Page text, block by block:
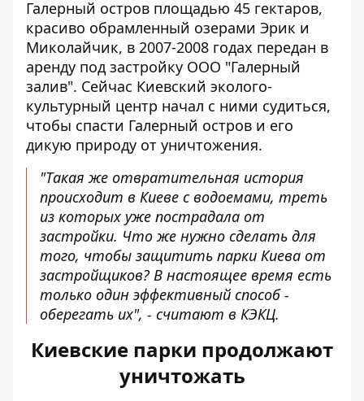
Галерный остров площадью 45 гектаров,
красиво обрамленный озерами Эрик и
Миколайчик, в 2007-2008 годах передан в
аренду под застройку ООО "Галерный
залив". Сейчас Киевский эколого-
культурный центр начал с ними судиться,
чтобы спасти Галерный остров и его
дикую природу от уничтожения.
"Такая же отвратительная история
происходит в Киеве с водоемами, треть
из которых уже пострадала от
застройки. Что же нужно сделать для
того, чтобы защитить парки Киева от
застройщиков? В настоящее время есть
только один эффективный способ -
оберегать их", - считают в КЭКЦ.
Киевские парки продолжают
уничтожать